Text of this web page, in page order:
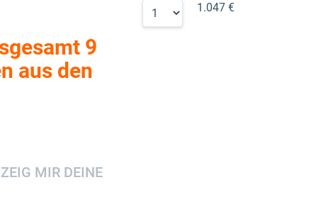
9
aus den
MIR DEINE
1.047 €